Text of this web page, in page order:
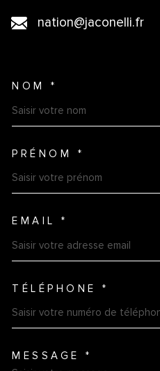
nation@jaconelli.fr
NOM *
PRÉNOM *
EMAIL *
TÉLÉPHONE *
MESSAGE *